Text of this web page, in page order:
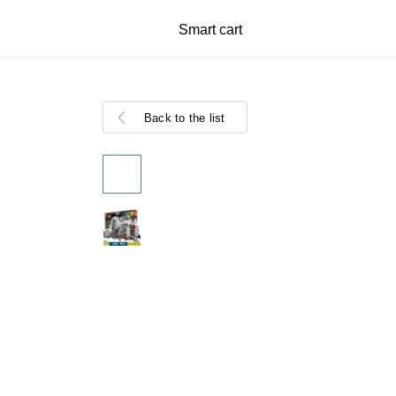
Smart cart
Back to the list